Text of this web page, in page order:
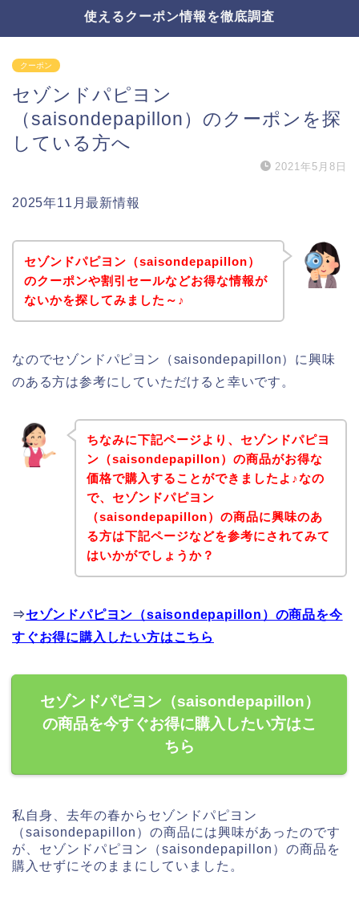
使えるクーポン情報を徹底調査
クーポン
セゾンドパピヨン
（saisondepapillon）のクーポンを探
している方へ
2021年5月8日
2025年11月最新情報
セゾンドパピヨン（saisondepapillon）
のクーポンや割引セールなどお得な情報が
ないかを探してみました～♪
なのでセゾンドパピヨン（saisondepapillon）に興味
のある方は参考にしていただけると幸いです。
ちなみに下記ページより、セゾンドパピヨ
ン（saisondepapillon）の商品がお得な
価格で購入することができましたよ♪なの
で、セゾンドパピヨン
（saisondepapillon）の商品に興味のあ
る方は下記ページなどを参考にされてみて
はいかがでしょうか？
⇒セゾンドパピヨン（saisondepapillon）の商品を今
すぐお得に購入したい方はこちら
セゾンドパピヨン（saisondepapillon）
の商品を今すぐお得に購入したい方はこ
ちら
私自身、去年の春からセゾンドパピヨン
（saisondepapillon）の商品には興味があったのです
が、セゾンドパピヨン（saisondepapillon）の商品を
購入せずにそのままにしていました。